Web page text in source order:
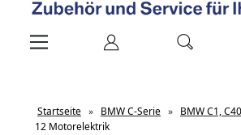
Startseite » BMW C-Serie » BMW C1,
12 Motorelektrik